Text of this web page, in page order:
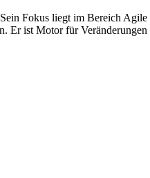
Fokus liegt im Bereich
Er ist Motor für